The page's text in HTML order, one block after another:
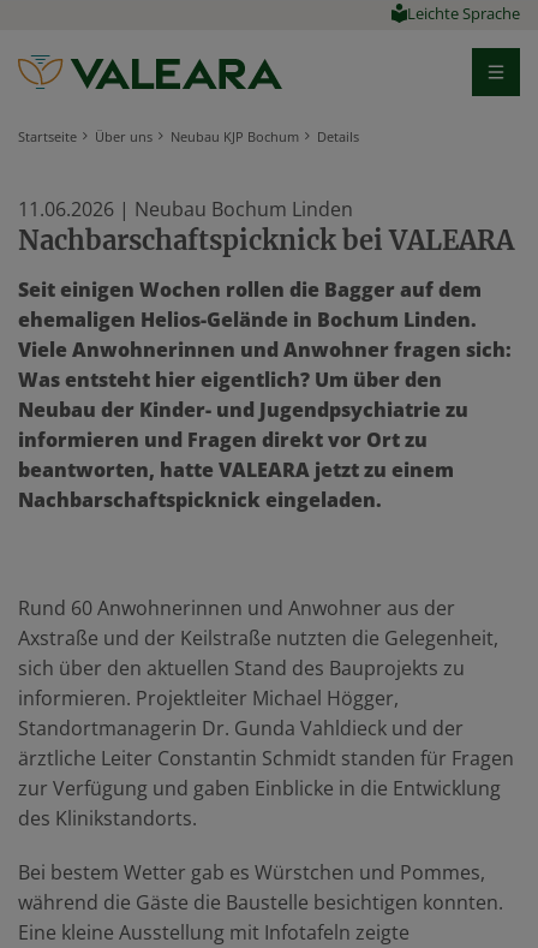
Leichte Sprache
Startseite Über uns Neubau KJP Bochum Details
11.06.2026 | Neubau Bochum Linden
Nachbarschaftspicknick bei VALEARA
Seit einigen Wochen rollen die Bagger auf dem
ehemaligen Helios-Gelände in Bochum Linden.
Viele Anwohnerinnen und Anwohner fragen sich:
Was entsteht hier eigentlich? Um über den
Neubau der Kinder- und Jugendpsychiatrie zu
informieren und Fragen direkt vor Ort zu
beantworten, hatte VALEARA jetzt zu einem
Nachbarschaftspicknick eingeladen.
Rund 60 Anwohnerinnen und Anwohner aus der
Axstraße und der Keilstraße nutzten die Gelegenheit,
sich über den aktuellen Stand des Bauprojekts zu
informieren. Projektleiter Michael Högger,
Standortmanagerin Dr. Gunda Vahldieck und der
ärztliche Leiter Constantin Schmidt standen für Fragen
zur Verfügung und gaben Einblicke in die Entwicklung
des Klinikstandorts.
Bei bestem Wetter gab es Würstchen und Pommes,
während die Gäste die Baustelle besichtigen konnten.
Eine kleine Ausstellung mit Infotafeln zeigte